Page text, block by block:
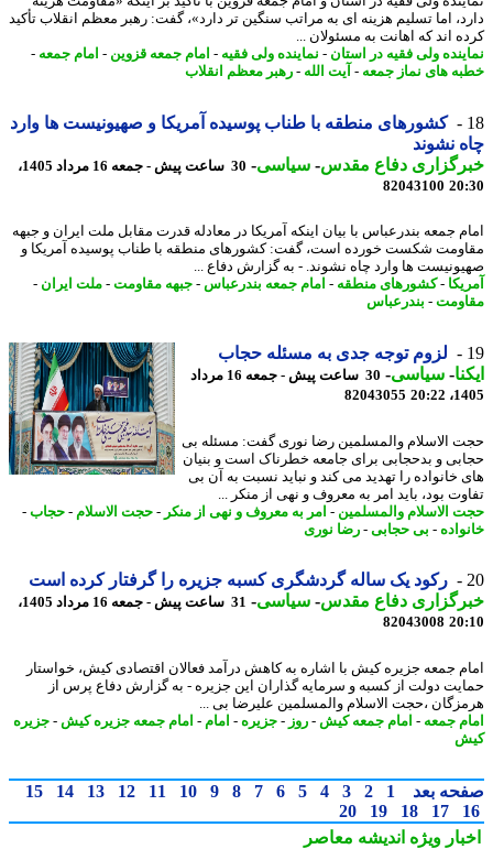
اما تسلیم هزینه ای به مراتب سنگین تر دارد»، گفت: رهبر معظم انقلاب تأکید
اند که اهانت به مسئولان ...
ولی فقیه در استان-نماینده ولی فقیه -امام جمعه قزوین -امام جمعه-
های نماز جمعه-آیت الله-رهبر معظم انقلاب
کشورهای منطقه با طناب پوسیده آمریکا و صهیونیست ها وارد
نشوند
دفاع مقدس-سیاسی-
30 ساعت پیش - جمعه 16 مرداد 1405،
82043100
جمعه بندرعباس با بیان اینکه آمریکا در معادله قدرت مقابل ملت ایران و جبهه
شکست خورده است، گفت: کشورهای منطقه با طناب پوسیده آمریکا و
ها وارد چاه نشوند. - به گزارش دفاع ...
- کشورهای منطقه-امام جمعه بندرعباس-جبهه مقاومت-ملت ایران -
-بندرعباس
لزوم توجه جدی به مسئله حجاب
-سیاسی-
30 ساعت پیش - جمعه 16 مرداد
82043055
الاسلام والمسلمین رضا نوری گفت: مسئله بی
و بدحجابی برای جامعه خطرناک است و بنیان
خانواده را تهدید می کند و نباید نسبت به آن بی
بود، باید امر به معروف و نهی از منکر ...
الاسلام والمسلمین-امر به معروف و نهی از منکر-حجت الاسلام-حجاب-
- بی حجابی-رضا نوری
رکود یک ساله گردشگری کسبه جزیره را گرفتار کرده است
دفاع مقدس-سیاسی-
31 ساعت پیش - جمعه 16 مرداد 1405،
82043008
جمعه جزیره کیش با اشاره به کاهش درآمد فعالان اقتصادی کیش، خواستار
دولت از کسبه و سرمایه گذاران این جزیره - به گزارش دفاع پرس از
،حجت الاسلام والمسلمین علیرضا بی ...
جمعه-امام جمعه کیش-روز- جزیره-امام -امام جمعه جزیره کیش-جزیره
بعد 1
2
3
4
5
6
7
8
9
10
11
12
13
14
15
17
18
19
20
ویژهاندیشه معاصر